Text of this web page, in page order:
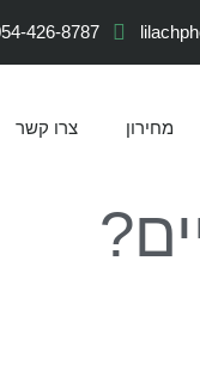
426-8787
מחירון צרו קשר